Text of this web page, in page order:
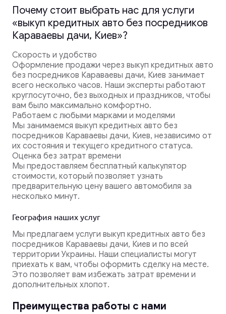
Почему стоит выбрать нас для услуги
«выкуп кредитных авто без посредников
Караваевы дачи, Киев»?
Скорость и удобство
Оформление продажи через выкуп кредитных авто
без посредников Караваевы дачи, Киев занимает
всего несколько часов. Наши эксперты работают
круглосуточно, без выходных и праздников, чтобы
вам было максимально комфортно.
Работаем с любыми марками и моделями
Мы занимаемся выкуп кредитных авто без
посредников Караваевы дачи, Киев, независимо от
их состояния и текущего кредитного статуса.
Оценка без затрат времени
Мы предоставляем бесплатный калькулятор
стоимости, который позволяет узнать
предварительную цену вашего автомобиля за
несколько минут.
География наших услуг
Мы предлагаем услуги выкуп кредитных авто без
посредников Караваевы дачи, Киев и по всей
территории Украины. Наши специалисты могут
приехать к вам, чтобы оформить сделку на месте.
Это позволяет вам избежать затрат времени и
дополнительных хлопот.
Преимущества работы с нами